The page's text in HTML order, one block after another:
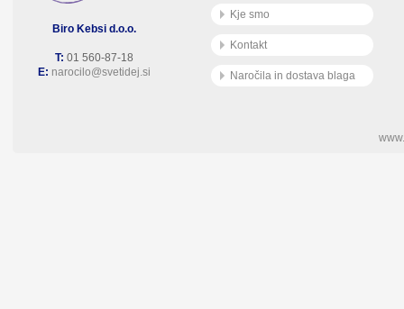
Biro Kebsi d.o.o.
T: 01 560-87-18
E: narocilo@svetidej.si
Kje smo
Kontakt
Naročila in dostava blaga